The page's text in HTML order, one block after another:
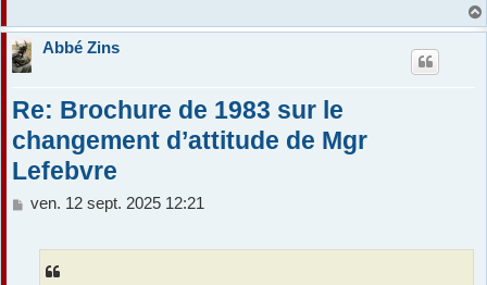
Abbé Zins
Re: Brochure de 1983 sur le
changement d’attitude de Mgr
Lefebvre
M
ven. 12 sept. 2025 12:21